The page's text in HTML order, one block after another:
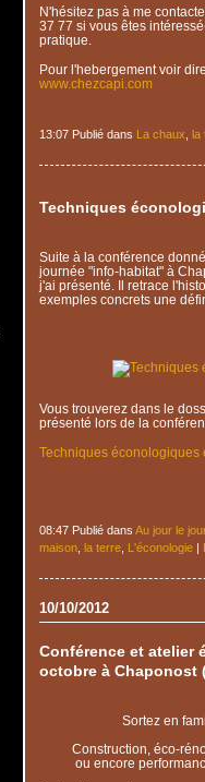
N'hésitez pas à me
37 77 si vous êtes
pratique.
Pour l'hebergement voir
www.chezcapi.com
13:07 Publié dans La chaux la
Techniques
Suite à la conférence
journée "info-habitat" à
j'ai présenté. Il retrace
exemples concrets une
Vous trouverez dans le
présenté lors de la
Techniques éconologiques
08:47 Publié dans Au jour le jour
maison, la terre, L'éconologie|
10/10/2012
Conférence et atelier
octobre à Chaponost
Sortez en
Construction, éco-
ou encore